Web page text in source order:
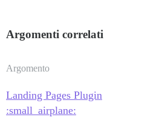
Argomenti correlati
Argomento
Landing Pages Plugin
:small_airplane: